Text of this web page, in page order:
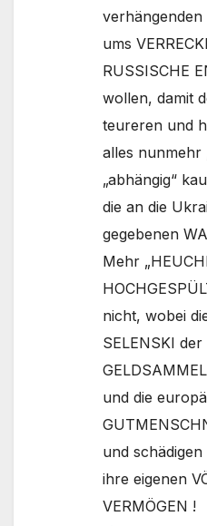
verhängenden
ums
RUSSISCHE
wollen, damit
teureren und
alles nunmehr
„abhängig“
die an die
gegebenen
Mehr
nicht, wobei
SELENSKI
und die
und schädigen
ihre eigenen
VERMÖGEN !